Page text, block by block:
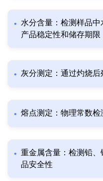
水分含量：检测样品
产品稳定性和储存期限
灰分测定：通过灼烧
熔点测定：物理常数
重金属含量：检测铅
品安全性